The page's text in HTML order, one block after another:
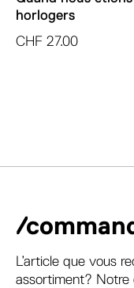
horlogers
CHF 27.00
/
L’article que vous
assortiment? Notre